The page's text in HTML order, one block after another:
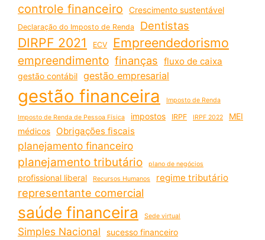
controle financeiro Crescimento sustentável
Declaração do Imposto de Renda Dentistas
DIRPF 2021 ECV Empreendedorismo
empreendimento finanças fluxo de caixa
gestão contábil gestão empresarial
gestão financeira Imposto de Renda
Imposto de Renda de Pessoa Física impostos IRPF IRPF 2022
MEI
médicos
Obrigações fiscais
planejamento financeiro
planejamento tributário plano de negócios
profissional liberal Recursos Humanos regime tributário
representante comercial
saúde financeira Sede virtual
Simples Nacional sucesso financeiro